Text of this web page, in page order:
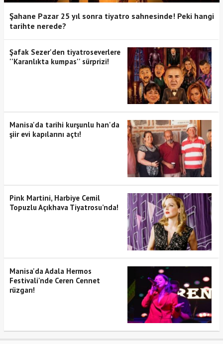
Şahane Pazar 25 yıl sonra tiyatro sahnesinde! Peki hangi
tarihte nerede?
Şafak Sezer'den tiyatroseverlere
''Karanlıkta kumpas'' sürprizi!
Manisa'da tarihi kurşunlu han'da
şiir evi kapılarını açtı!
Pink Martini, Harbiye Cemil
Topuzlu Açıkhava Tiyatrosu’nda!
Manisa'da Adala Hermos
Festivali'nde Ceren Cennet
rüzgarı!